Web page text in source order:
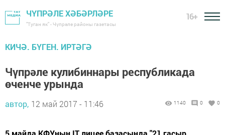
ЧҮПРӘЛЕ ХӘБӘРЛӘРЕ
"Туган як" - Чүпрәле районы газетасы
16+
КИЧӘ. БҮГЕН. ИРТӘГӘ
Чүпрәле кулибиннары республикада
өченче урында
автор, 12 май 2017 - 11:46 1140 0 0